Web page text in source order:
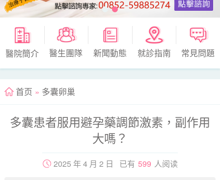
醫院簡介 醫生團隊 新聞動態 就診指南 常見問題
首页 » 多囊卵巢
多囊患者服用避孕藥調節激素，副作用
大嗎？
2025 年 4 月 2 日 已有 599 人阅读